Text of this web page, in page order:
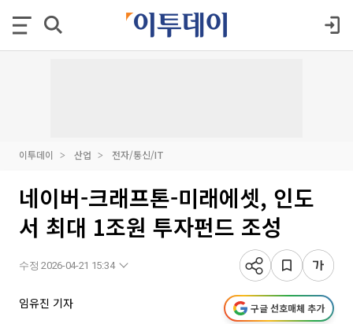
이투데이 산업 전자/통신/IT
네이버-크래프톤-미래에셋, 인도
서 최대 1조원 투자펀드 조성
수정 2026-04-21 15:34
임유진 기자 구글 선호매체 추가